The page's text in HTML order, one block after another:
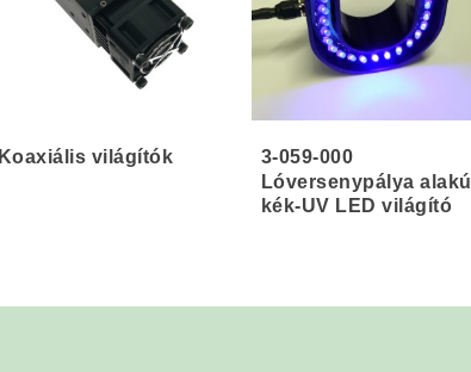
Koaxiális világítók
3-059-000
Lóversenypálya alakú
kék-UV LED világító